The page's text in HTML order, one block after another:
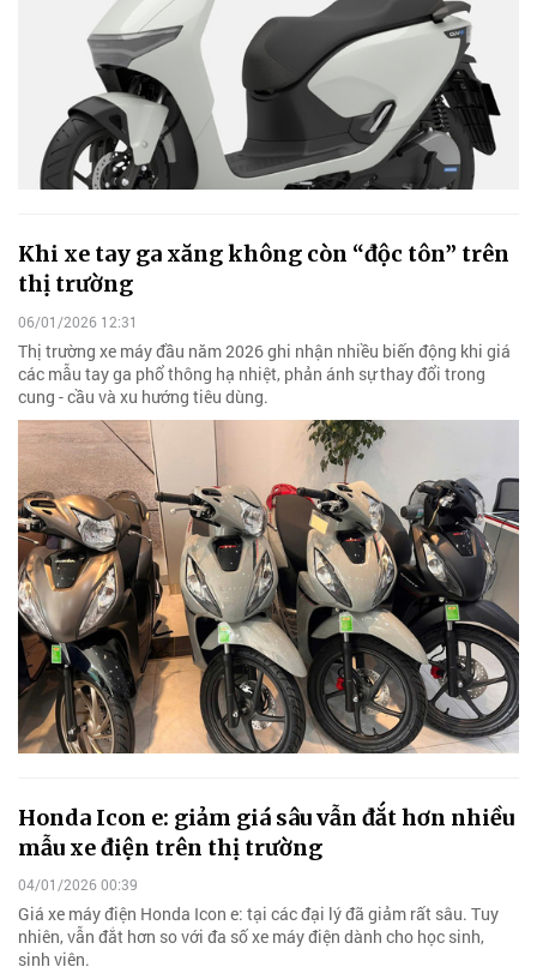
Khi xe tay ga xăng không còn “độc tôn” trên
thị trường
06/01/2026 12:31
Thị trường xe máy đầu năm 2026 ghi nhận nhiều biến động khi giá
các mẫu tay ga phổ thông hạ nhiệt, phản ánh sự thay đổi trong
cung - cầu và xu hướng tiêu dùng.
Honda Icon e: giảm giá sâu vẫn đắt hơn nhiều
mẫu xe điện trên thị trường
04/01/2026 00:39
Giá xe máy điện Honda Icon e: tại các đại lý đã giảm rất sâu. Tuy
nhiên, vẫn đắt hơn so với đa số xe máy điện dành cho học sinh,
sinh viên.